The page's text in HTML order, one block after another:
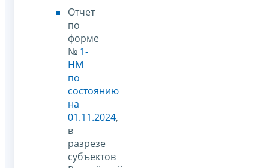
Отчет
по
форме
№ 1-
НМ
по
состоянию
на
01.11.2024,
в
разрезе
субъектов